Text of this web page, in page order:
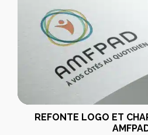
REFONTE LOGO ET